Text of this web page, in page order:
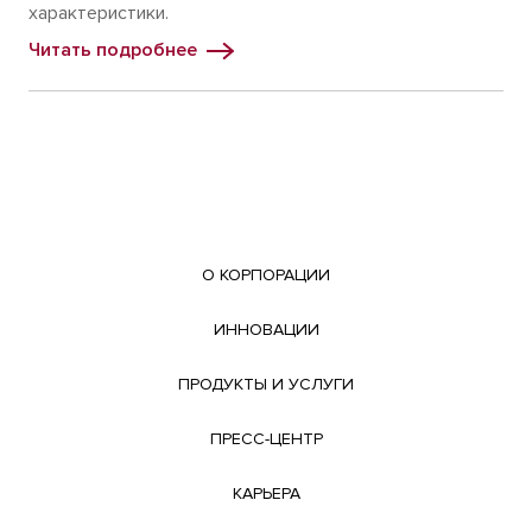
характеристики.
Читать подробнее
О КОРПОРАЦИИ
ИННОВАЦИИ
ПРОДУКТЫ И УСЛУГИ
ПРЕСС-ЦЕНТР
КАРЬЕРА